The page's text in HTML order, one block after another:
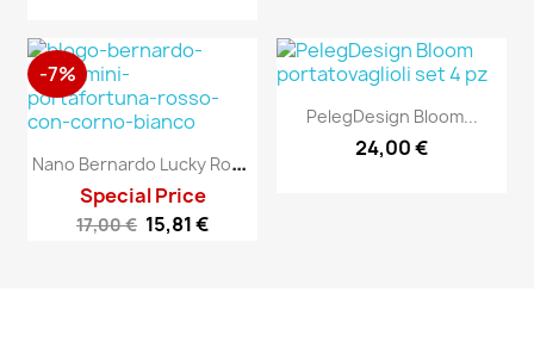
N
Ano Bernardo Lucky Rosso Mini
Special Price
17,00 € 15,81 €
-7%
PelegDesign Bloom...
24,00 €